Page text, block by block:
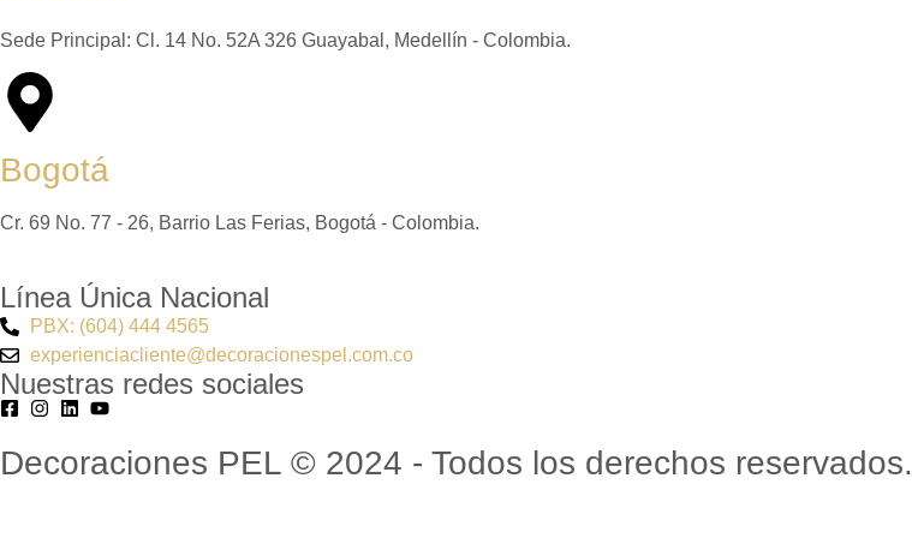
Sede Principal: Cl. 14 No. 52A 326 Guayabal, Medellín - Colombia.
Bogotá
Cr. 69 No. 77 - 26, Barrio Las Ferias, Bogotá - Colombia.
Línea Única Nacional
PBX: (604) 444 4565
experienciacliente@decoracionespel.com.co
Nuestras redes sociales
Decoraciones PEL © 2024 - Todos los derechos reservados.